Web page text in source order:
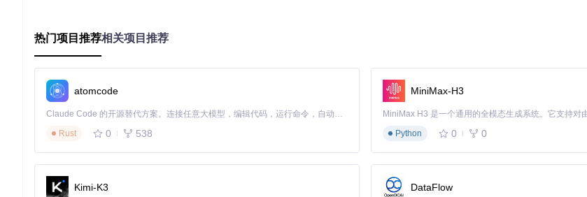
你最常用的功能是哪个？欢迎在评论区分享你的使用场景和操作心得。
Dism-Multi-language
Dism++ Multi-language Support & BUG Report
热门项目推荐相关项目推荐
atomcode
Claude Code 的开源替代方案。连接任意大模型，编辑代码，运行命令，自动验证 — 全自动执行。用 Rust 构建，极致性能。 ｜ An open-source alternative to Claude Code. Connect any LLM, edit code, run commands, and verify changes — autonomously. Built in Rust for speed. Get Started
Rust
0 538
MiniMax-H3
Python
0 0
Kimi-K3 DataFlow